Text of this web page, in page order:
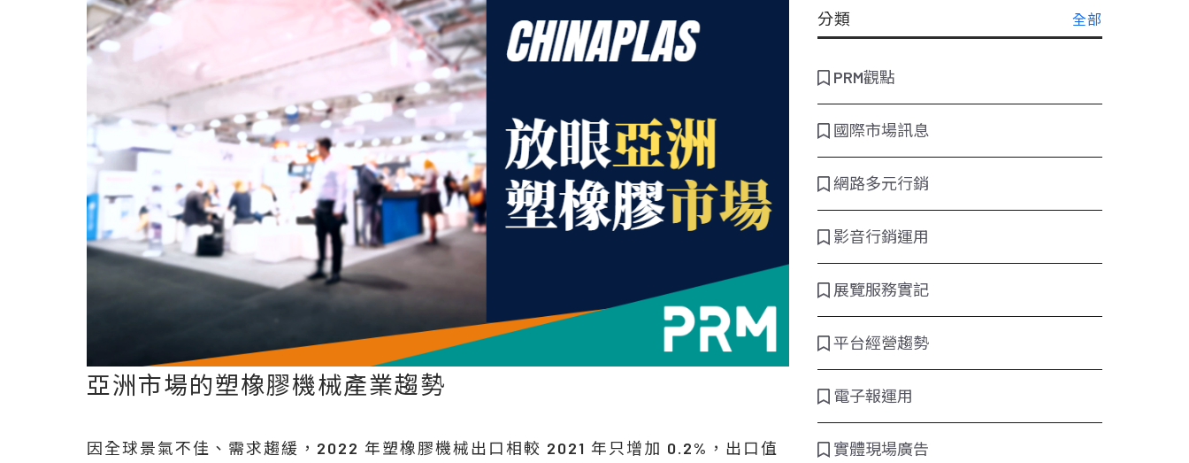
亞洲市場的塑橡膠機械產業趨勢
因全球景氣不佳、需求趨緩，2022 年塑橡膠機械出口相較 2021 年只增加 0.2%，出口值
分類 全部
PRM觀點
國際市場訊息
網路多元行銷
影音行銷運用
展覽服務實記
平台經營趨勢
電子報運用
實體現場廣告